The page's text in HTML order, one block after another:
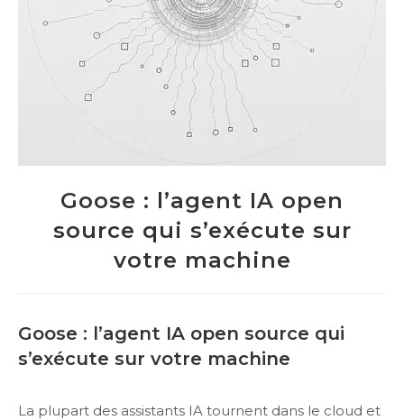
Goose : l’agent IA open
source qui s’exécute sur
votre machine
Goose : l’agent IA open source qui
s’exécute sur votre machine
La plupart des assistants IA tournent dans le cloud et